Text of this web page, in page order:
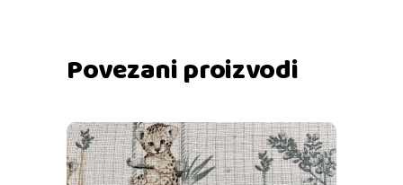
Povezani proizvodi